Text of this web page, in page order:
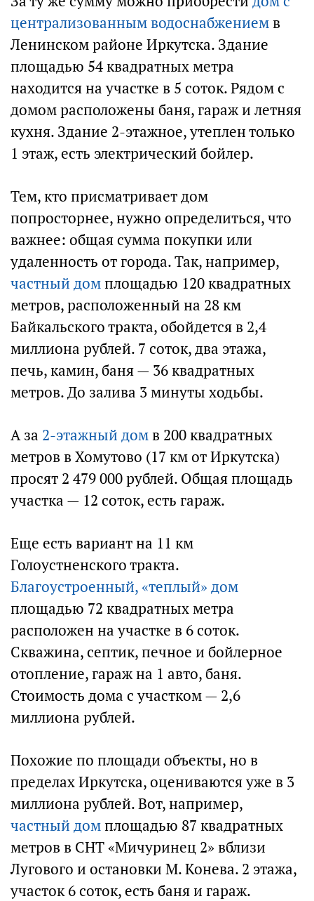
централизованным водоснабжениемв
Ленинском районе Иркутска. Здание
площадью 54 квадратных метра
находится на участке в 5 соток. Рядом с
домом расположены баня, гараж и летняя
кухня. Здание 2-этажное, утеплен только
1 этаж, есть электрический бойлер.
Тем, кто присматривает дом
попросторнее, нужно определиться, что
важнее: общая сумма покупки или
удаленность от города. Так, например,
частный домплощадью 120 квадратных
метров, расположенный на 28 км
Байкальского тракта, обойдется в 2,4
миллиона рублей. 7 соток, два этажа,
печь, камин, баня — 36 квадратных
метров. До залива 3 минуты ходьбы.
А за 2-этажный домв 200 квадратных
метров в Хомутово (17 км от Иркутска)
просят 2 479 000 рублей. Общая площадь
участка — 12 соток, есть гараж.
Еще есть вариант на 11 км
Голоустненского тракта.
Благоустроенный, «теплый» дом
площадью 72 квадратных метра
расположен на участке в 6 соток.
Скважина, септик, печное и бойлерное
отопление, гараж на 1 авто, баня.
Стоимость дома с участком — 2,6
миллиона рублей.
Похожие по площади объекты, но в
пределах Иркутска, оцениваются уже в 3
миллиона рублей. Вот, например,
частный домплощадью 87 квадратных
метров в СНТ «Мичуринец 2» вблизи
Лугового и остановки М. Конева. 2 этажа,
участок 6 соток, есть баня и гараж.